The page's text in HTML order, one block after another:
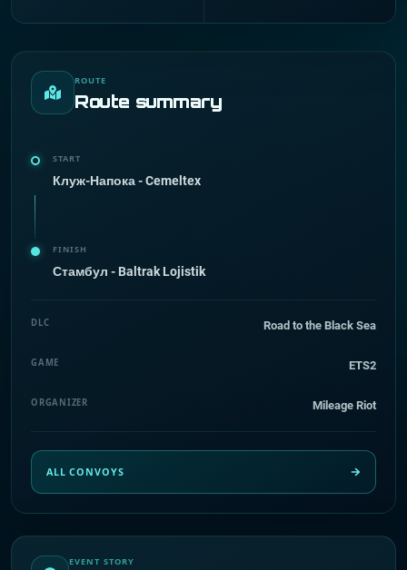
EVENT STORY
ROUTE
Route summary
START
Клуж-Напока - Cemeltex
FINISH
Стамбул - Baltrak Lojistik
DLC Road to the Black Sea
GAME ETS2
ORGANIZER Mileage Riot
ALL CONVOYS